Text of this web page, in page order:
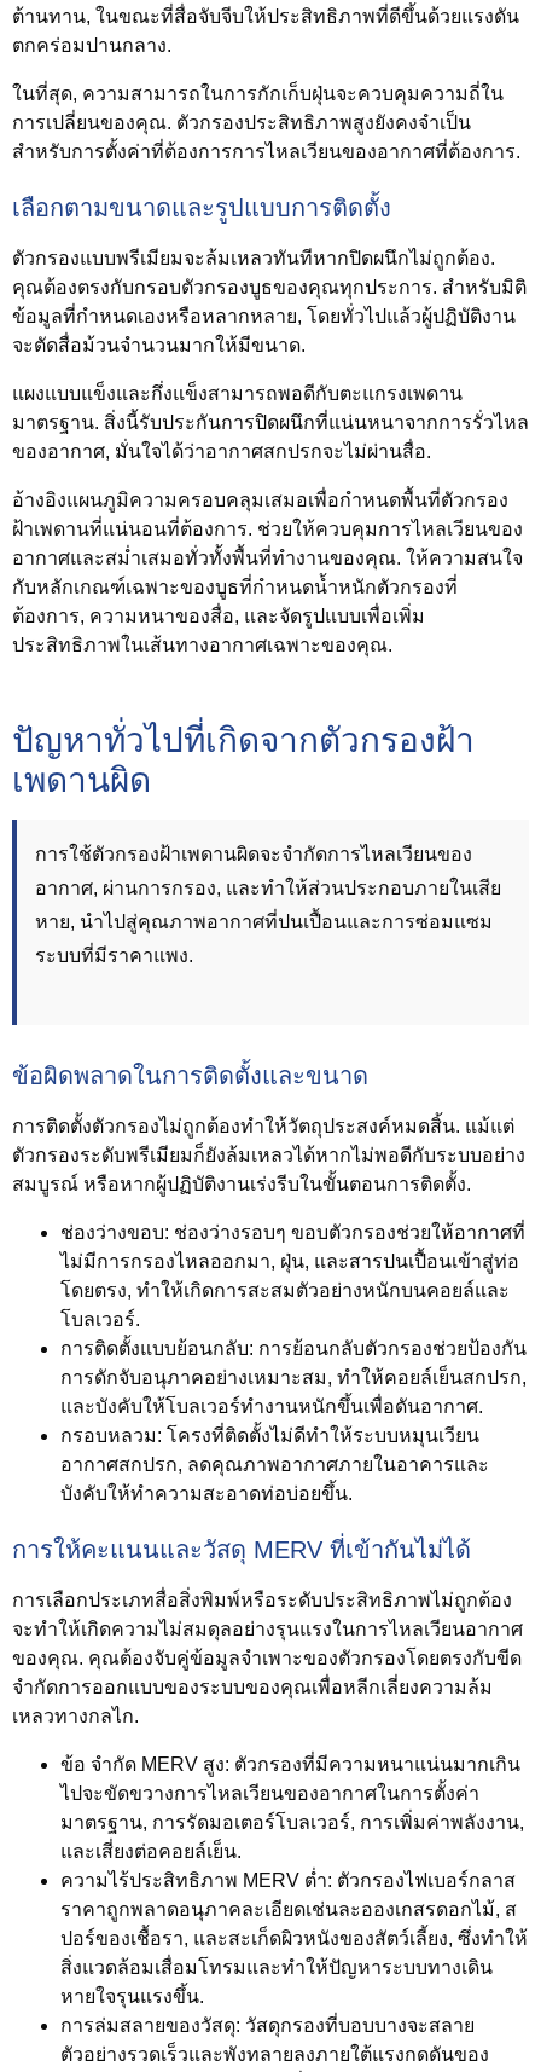
ต้านทาน, ในขณะที่สื่อจับจีบให้ประสิทธิภาพที่ดีขึ้นด้วยแรงดัน
ตกคร่อมปานกลาง.
ในที่สุด, ความสามารถในการกักเก็บฝุ่นจะควบคุมความถี่ใน
การเปลี่ยนของคุณ. ตัวกรองประสิทธิภาพสูงยังคงจำเป็น
สำหรับการตั้งค่าที่ต้องการการไหลเวียนของอากาศที่ต้องการ.
เลือกตามขนาดและรูปแบบการติดตั้ง
ตัวกรองแบบพรีเมียมจะล้มเหลวทันทีหากปิดผนึกไม่ถูกต้อง.
คุณต้องตรงกับกรอบตัวกรองบูธของคุณทุกประการ. สำหรับมิติ
ข้อมูลที่กำหนดเองหรือหลากหลาย, โดยทั่วไปแล้วผู้ปฏิบัติงาน
จะตัดสื่อม้วนจำนวนมากให้มีขนาด.
แผงแบบแข็งและกึ่งแข็งสามารถพอดีกับตะแกรงเพดาน
มาตรฐาน. สิ่งนี้รับประกันการปิดผนึกที่แน่นหนาจากการรั่วไหล
ของอากาศ, มั่นใจได้ว่าอากาศสกปรกจะไม่ผ่านสื่อ.
อ้างอิงแผนภูมิความครอบคลุมเสมอเพื่อกำหนดพื้นที่ตัวกรอง
ฝ้าเพดานที่แน่นอนที่ต้องการ. ช่วยให้ควบคุมการไหลเวียนของ
อากาศและสม่ำเสมอทั่วทั้งพื้นที่ทำงานของคุณ. ให้ความสนใจ
กับหลักเกณฑ์เฉพาะของบูธที่กำหนดน้ำหนักตัวกรองที่
ต้องการ, ความหนาของสื่อ, และจัดรูปแบบเพื่อเพิ่ม
ประสิทธิภาพในเส้นทางอากาศเฉพาะของคุณ.
ปัญหาทั่วไปที่เกิดจากตัวกรองฝ้า
เพดานผิด
การใช้ตัวกรองฝ้าเพดานผิดจะจำกัดการไหลเวียนของ
อากาศ, ผ่านการกรอง, และทำให้ส่วนประกอบภายในเสีย
หาย, นำไปสู่คุณภาพอากาศที่ปนเปื้อนและการซ่อมแซม
ระบบที่มีราคาแพง.
ข้อผิดพลาดในการติดตั้งและขนาด
การติดตั้งตัวกรองไม่ถูกต้องทำให้วัตถุประสงค์หมดสิ้น. แม้แต่
ตัวกรองระดับพรีเมียมก็ยังล้มเหลวได้หากไม่พอดีกับระบบอย่าง
สมบูรณ์ หรือหากผู้ปฏิบัติงานเร่งรีบในขั้นตอนการติดตั้ง.
ช่องว่างขอบ: ช่องว่างรอบๆ ขอบตัวกรองช่วยให้อากาศที่
ไม่มีการกรองไหลออกมา, ฝุ่น, และสารปนเปื้อนเข้าสู่ท่อ
โดยตรง, ทำให้เกิดการสะสมตัวอย่างหนักบนคอยล์และ
โบลเวอร์.
การติดตั้งแบบย้อนกลับ: การย้อนกลับตัวกรองช่วยป้องกัน
การดักจับอนุภาคอย่างเหมาะสม, ทำให้คอยล์เย็นสกปรก,
และบังคับให้โบลเวอร์ทำงานหนักขึ้นเพื่อดันอากาศ.
กรอบหลวม: โครงที่ติดตั้งไม่ดีทำให้ระบบหมุนเวียน
อากาศสกปรก, ลดคุณภาพอากาศภายในอาคารและ
บังคับให้ทำความสะอาดท่อบ่อยขึ้น.
การให้คะแนนและวัสดุ MERV ที่เข้ากันไม่ได้
การเลือกประเภทสื่อสิ่งพิมพ์หรือระดับประสิทธิภาพไม่ถูกต้อง
จะทำให้เกิดความไม่สมดุลอย่างรุนแรงในการไหลเวียนอากาศ
ของคุณ. คุณต้องจับคู่ข้อมูลจำเพาะของตัวกรองโดยตรงกับขีด
จำกัดการออกแบบของระบบของคุณเพื่อหลีกเลี่ยงความล้ม
เหลวทางกลไก.
ข้อ จำกัด MERV สูง: ตัวกรองที่มีความหนาแน่นมากเกิน
ไปจะขัดขวางการไหลเวียนของอากาศในการตั้งค่า
มาตรฐาน, การรัดมอเตอร์โบลเวอร์, การเพิ่มค่าพลังงาน,
และเสี่ยงต่อคอยล์เย็น.
ความไร้ประสิทธิภาพ MERV ต่ำ: ตัวกรองไฟเบอร์กลาส
ราคาถูกพลาดอนุภาคละเอียดเช่นละอองเกสรดอกไม้, ส
ปอร์ของเชื้อรา, และสะเก็ดผิวหนังของสัตว์เลี้ยง, ซึ่งทำให้
สิ่งแวดล้อมเสื่อมโทรมและทำให้ปัญหาระบบทางเดิน
หายใจรุนแรงขึ้น.
การล่มสลายของวัสดุ: วัสดุกรองที่บอบบางจะสลาย
ตัวอย่างรวดเร็วและพังทลายลงภายใต้แรงกดดันของ